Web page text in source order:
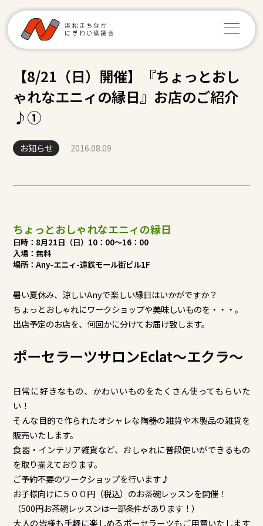
【8/21（日）開催】『ちょっとおし
ゃれなエニィの縁日』お店のご紹介
♪①
お知らせ 2016.08.09
ちょっとおしゃれなエニィの縁日
日時：8月21日（日）10：00～16：00
入場：無料
場所：Any-エニィ-遠鉄モール街ビル1F
暑い夏休み、涼しいAnyで楽しい縁日はいかがですか？
ちょっとおしゃれにワークショップや美味しいものを・・・。
出店予定のお店を、何回かに分けてお届け致します。
ポーセラーツサロンEclat～エクラ～
日常に好きなもの、かわいいものをたくさん使ってもらいた
い！
そんな目的で作られたオシャレな陶器の雑貨や木製品の雑貨を
販売いたします。
食器・インテリア雑貨など、おしゃれに普段使いができるもの
を取り揃えております。
ご予約不要のワークショップを行います♪
お子様向けに５００円（税込）のお茶碗レッスンを開催！
（500円お茶碗レッスンは一部条件があります！）
大人の皆様も手軽に楽しめるポーセラーツもご用意いたします